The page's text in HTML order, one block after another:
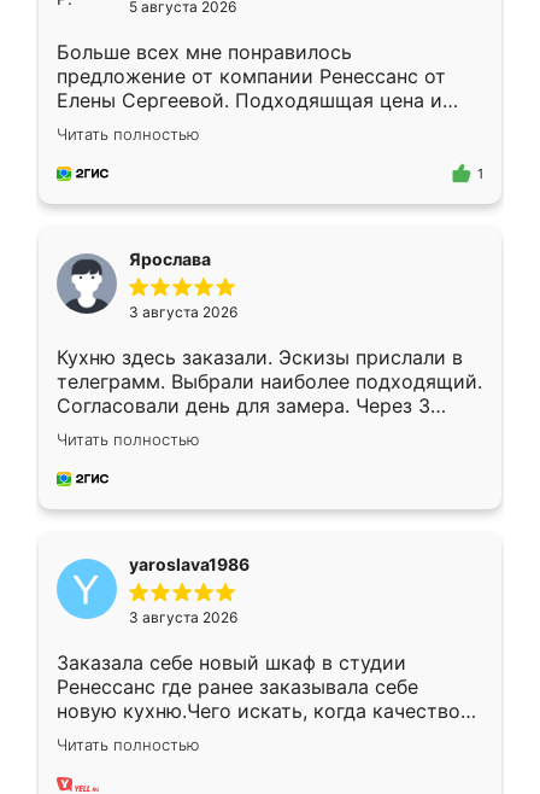
5 августа 2026
Больше всех мне понравилось
предложение от компании Ренессанс от
Елены Сергеевой. Подходяшщая цена и
короткие сроки изготовления. Приехавший
для замера сотрудник Владислав
предложил по моему эскизу самый
Читать полностью
1
Ярослава
3 августа 2026
Кухню здесь заказали. Эскизы прислали в
телеграмм. Выбрали наиболее подходящий.
Согласовали день для замера. Через 3
недели кухня была уже готова. Остались
довольны работой. Спасибо Ренессанс
мебель за качественную работу!
Читать полностью
yaroslava1986
3 августа 2026
Заказала себе новый шкаф в студии
Ренессанс где ранее заказывала себе
новую кухню.Чего искать, когда качеством
вполне довольна. Служит кухня уже почти
два года, нареканий нет.
Читать полностью